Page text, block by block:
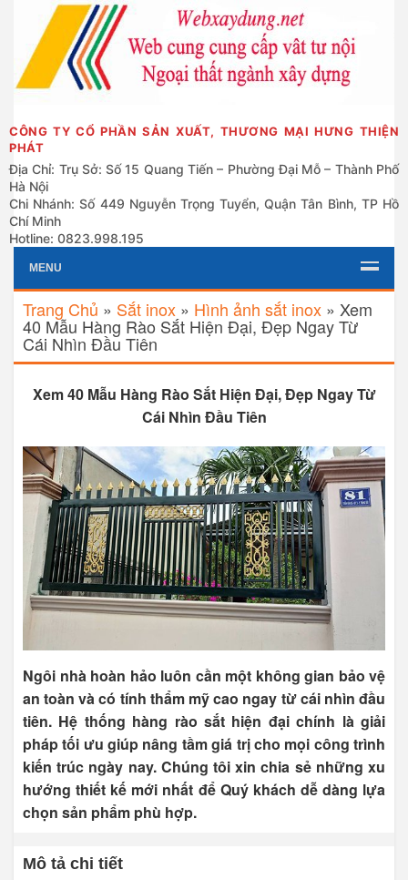
CÔNG TY CỔ PHẦN SẢN XUẤT, THƯƠNG MẠI HƯNG THIỆN
PHÁT
Địa Chỉ: Trụ Sở: Số 15 Quang Tiến – Phường Đại Mỗ – Thành Phố
Hà Nội
Chi Nhánh: Số 449 Nguyễn Trọng Tuyển, Quận Tân Bình, TP Hồ
Chí Minh
Hotline: 0823.998.195
MENU
Trang Chủ » Sắt inox » Hình ảnh sắt inox » Xem
40 Mẫu Hàng Rào Sắt Hiện Đại, Đẹp Ngay Từ
Cái Nhìn Đầu Tiên
Xem 40 Mẫu Hàng Rào Sắt Hiện Đại, Đẹp Ngay Từ
Cái Nhìn Đầu Tiên
Ngôi nhà hoàn hảo luôn cần một không gian bảo vệ
an toàn và có tính thẩm mỹ cao ngay từ cái nhìn đầu
tiên. Hệ thống hàng rào sắt hiện đại chính là giải
pháp tối ưu giúp nâng tầm giá trị cho mọi công trình
kiến trúc ngày nay. Chúng tôi xin chia sẻ những xu
hướng thiết kế mới nhất để Quý khách dễ dàng lựa
chọn sản phẩm phù hợp.
Mô tả chi tiết